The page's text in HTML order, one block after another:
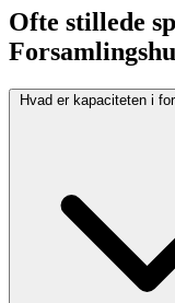
Ofte stillede
Hvad er kapaciteten i